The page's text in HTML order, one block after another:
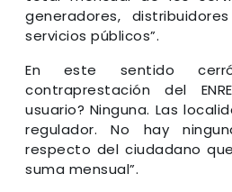
generadores,
servicios públicos”.
En este sentido
contraprestación del
usuario? Ninguna. Las
regulador. No hay
respecto del ciudadano
suma mensual”.